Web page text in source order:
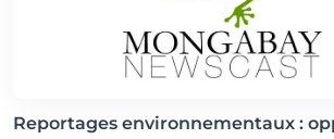
Reportages environnementaux :